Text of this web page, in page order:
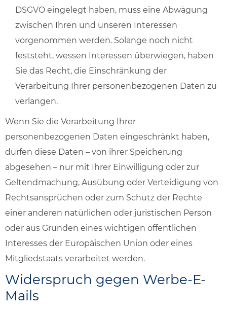
DSGVO eingelegt haben, muss eine Abwägung
zwischen Ihren und unseren Interessen
vorgenommen werden. Solange noch nicht
feststeht, wessen Interessen überwiegen, haben
Sie das Recht, die Einschränkung der
Verarbeitung Ihrer personenbezogenen Daten zu
verlangen.
Wenn Sie die Verarbeitung Ihrer
personenbezogenen Daten eingeschränkt haben,
dürfen diese Daten – von ihrer Speicherung
abgesehen – nur mit Ihrer Einwilligung oder zur
Geltendmachung, Ausübung oder Verteidigung von
Rechtsansprüchen oder zum Schutz der Rechte
einer anderen natürlichen oder juristischen Person
oder aus Gründen eines wichtigen öffentlichen
Interesses der Europäischen Union oder eines
Mitgliedstaats verarbeitet werden.
Widerspruch gegen Werbe-E-
Mails